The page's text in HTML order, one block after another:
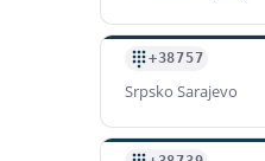
+38757
Srpsko Sarajevo